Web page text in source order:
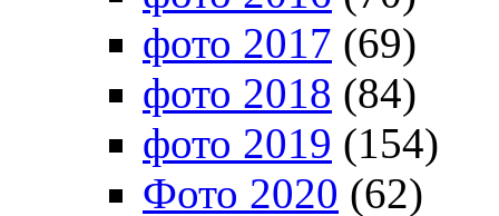
фото 2017 (69)
фото 2018 (84)
фото 2019 (154)
Фото 2020 (62)